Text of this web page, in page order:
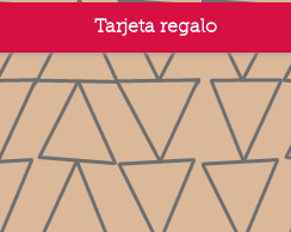
Tarjeta regalo